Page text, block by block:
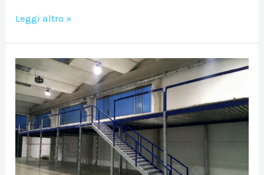
Il
della
scaffalatura:la
vera
differenza
si
vede
Leggi altro »